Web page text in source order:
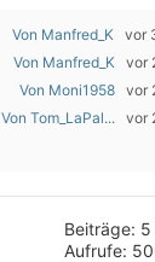
Von Manfred_K vor
Von Manfred_K vor
Von Moni1958 vor
Von Tom_LaPal... vor
Beiträge: 5
Aufrufe: